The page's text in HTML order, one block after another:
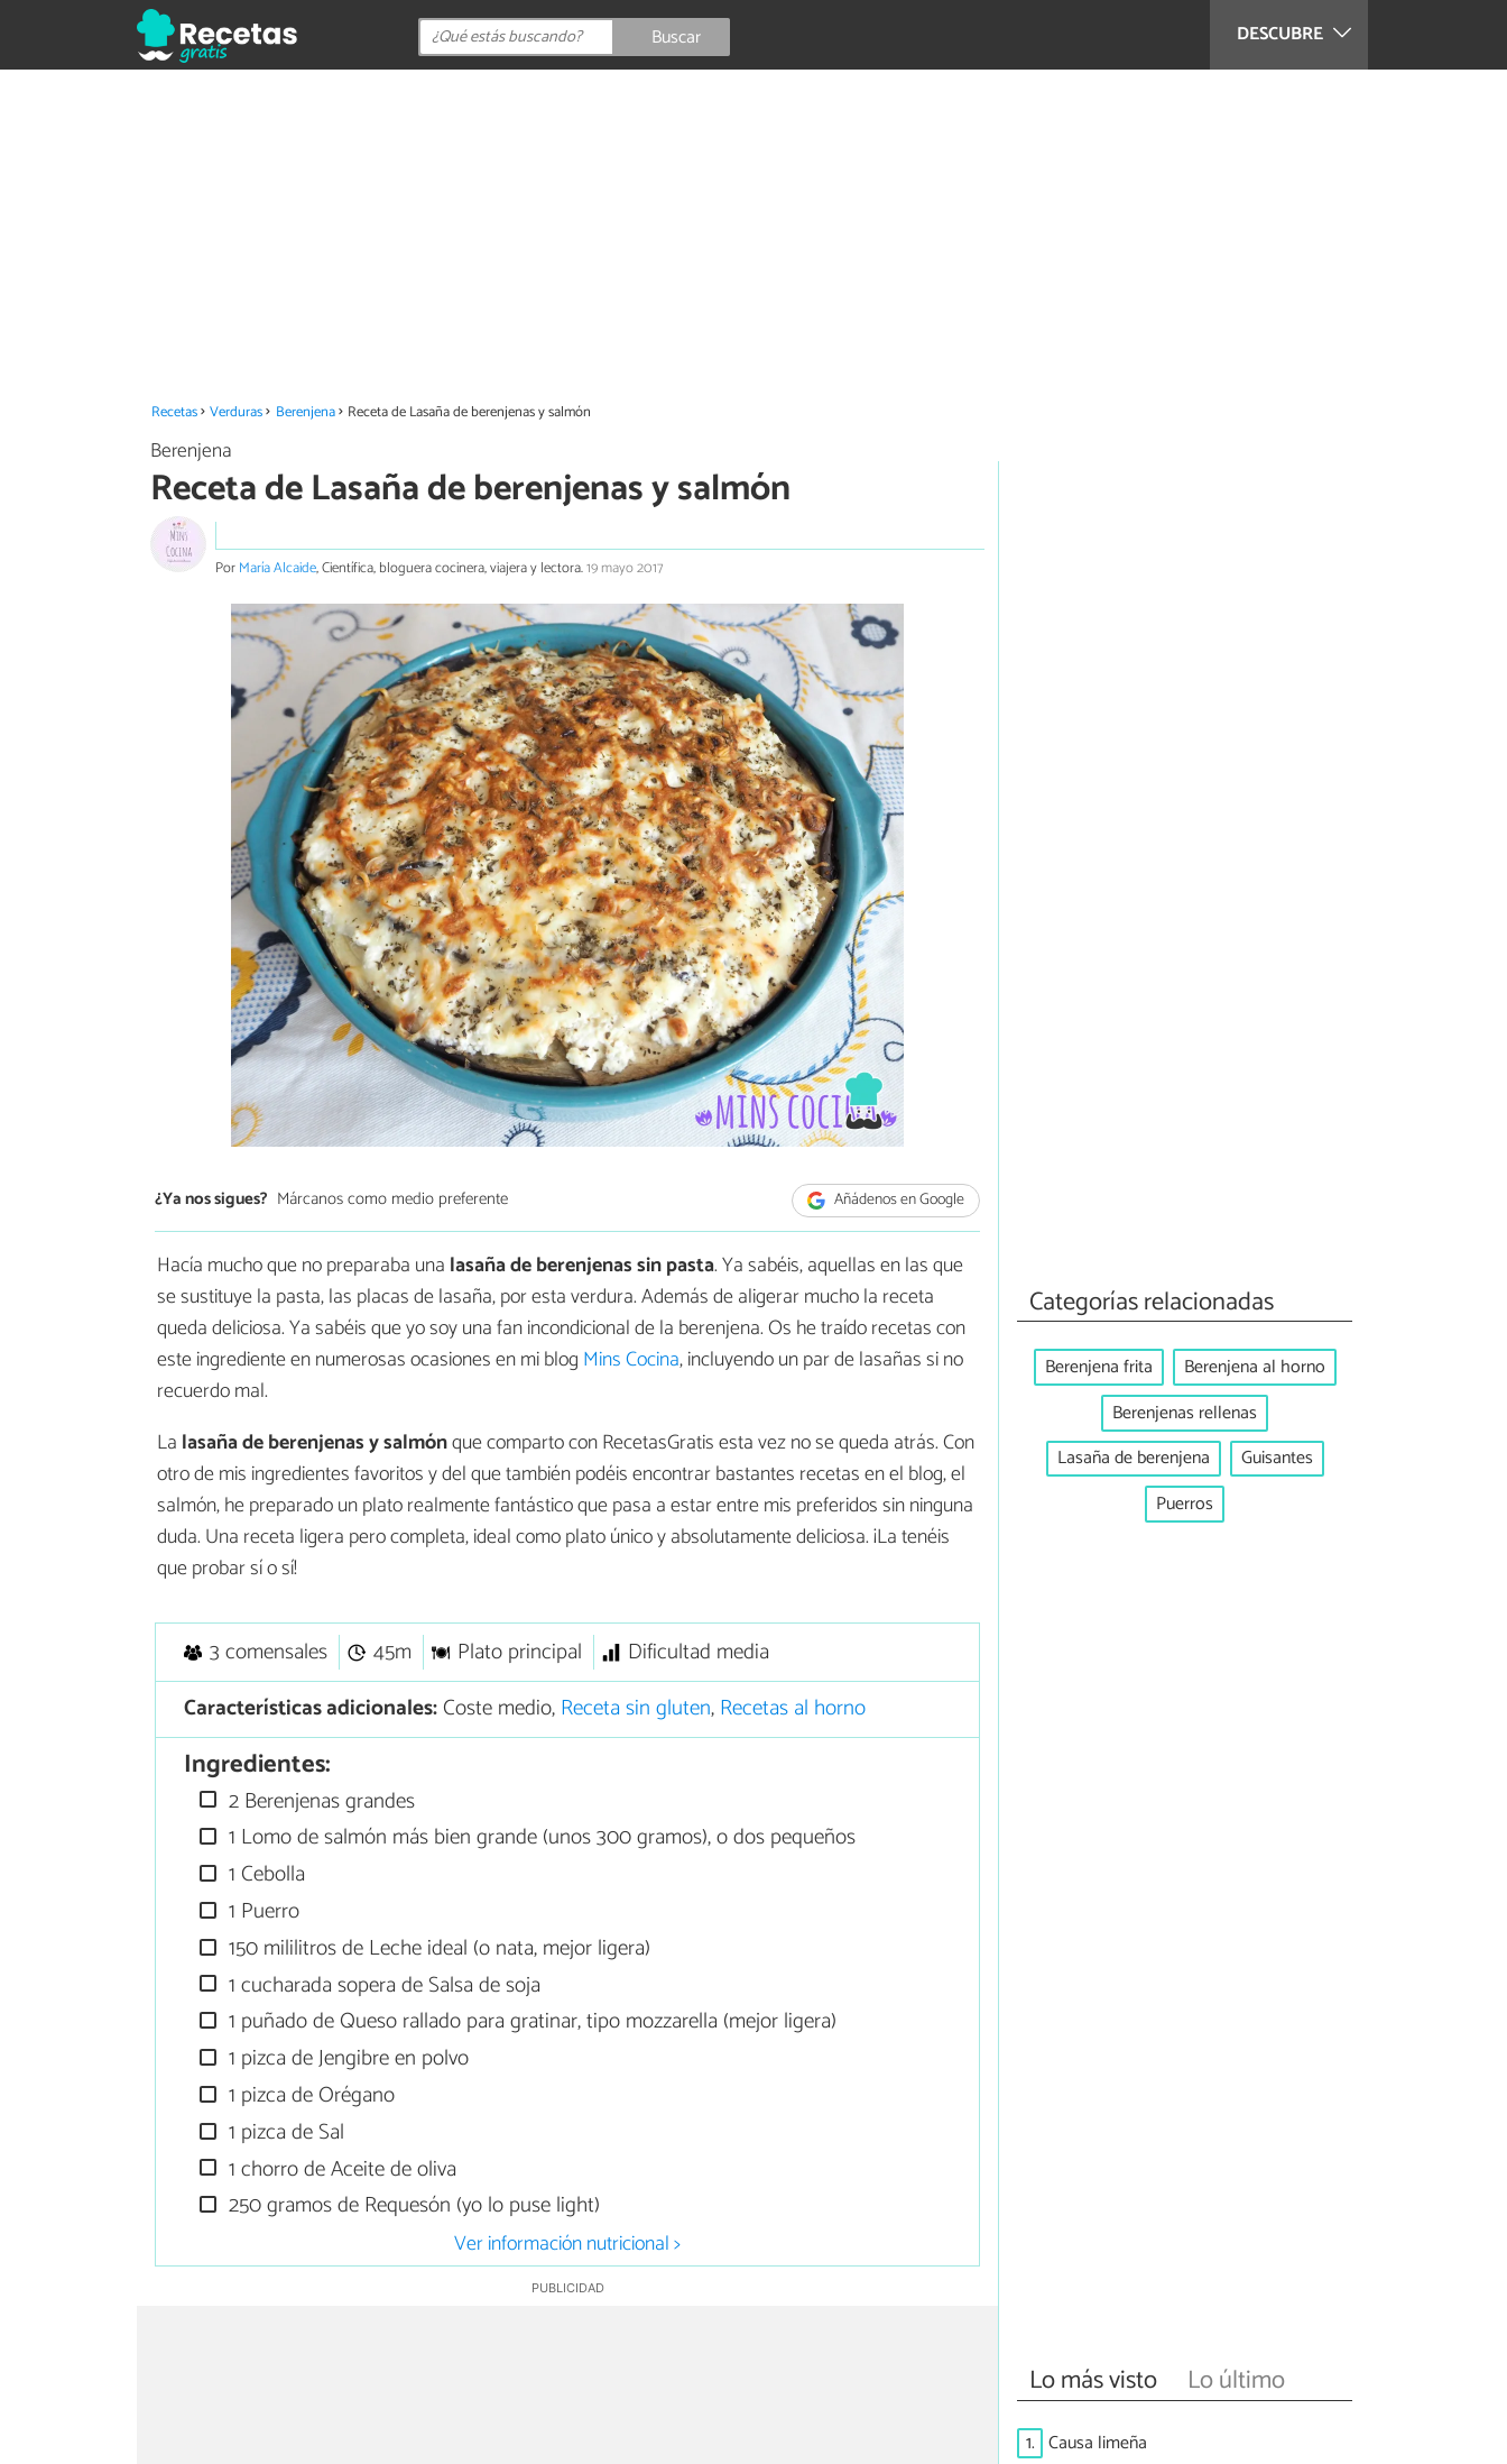
DESCUBRE
Buscar
Recetas Verduras Berenjena Receta de Lasaña de berenjenas y salmón
Berenjena
Receta de Lasaña de berenjenas y salmón
PorMaría Alcaide, Científica, bloguera cocinera, viajera y lectora.19 mayo 2017
¿Ya nos sigues? Márcanos como medio preferente Añádenos en Google
Hacía mucho que no preparaba una lasaña de berenjenas sin pasta. Ya sabéis, aquellas en las que
se sustituye la pasta, las placas de lasaña, por esta verdura. Además de aligerar mucho la receta
queda deliciosa. Ya sabéis que yo soy una fan incondicional de la berenjena. Os he traído recetas con
este ingrediente en numerosas ocasiones en mi blog Mins Cocina, incluyendo un par de lasañas si no
recuerdo mal.
La lasaña de berenjenas y salmónque comparto con RecetasGratis esta vez no se queda atrás. Con
otro de mis ingredientes favoritos y del que también podéis encontrar bastantes recetas en el blog, el
salmón, he preparado un plato realmente fantástico que pasa a estar entre mis preferidos sin ninguna
duda. Una receta ligera pero completa, ideal como plato único y absolutamente deliciosa. ¡La tenéis
que probar sí o sí!
3 comensales 45m Plato principal
Dificultad media
Características adicionales:Coste medio,Receta sin gluten,Recetas al horno
Ingredientes:
2 Berenjenas grandes
1 Lomo de salmón más bien grande (unos 300 gramos), o dos pequeños
1 Cebolla
1 Puerro
150 mililitros de Leche ideal (o nata, mejor ligera)
1 cucharada sopera de Salsa de soja
1 puñado de Queso rallado para gratinar, tipo mozzarella (mejor ligera)
1 pizca de Jengibre en polvo
1 pizca de Orégano
1 pizca de Sal
1 chorro de Aceite de oliva
250 gramos de Requesón (yo lo puse light)
Ver información nutricional >
Categorías relacionadas
Berenjena frita
Berenjena al horno
Berenjenas rellenas
Lasaña de berenjena
Guisantes
Puerros
Lo más visto Lo último
1. Causa limeña